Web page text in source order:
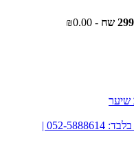
- ₪0.00
לשירות לקוחות לגבי הזמנות באתר בלבד: 052-5888614 |